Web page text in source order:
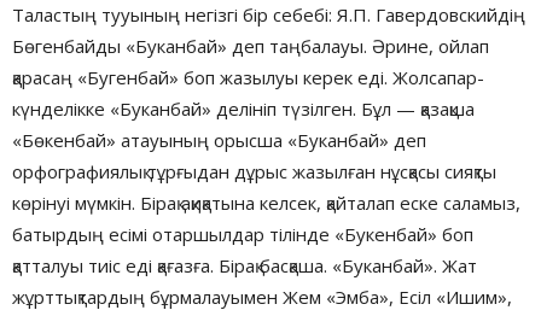
Таластың тууының негізгі бір себебі: Я.П. Гавердовскийдің
Бөгенбайды «Буканбай» деп таңбалауы. Әрине, ойлап
қарасаң «Бугенбай» боп жазылуы керек еді. Жолсапар-
күнделікке «Буканбай» делініп түзілген. Бұл — қазақша
«Бөкенбай» атауының орысша «Буканбай» деп
орфографиялық тұрғыдан дұрыс жазылған нұсқасы сияқты
көрінуі мүмкін. Бірақ ақиқатына келсек, қайталап еске саламыз,
батырдың есімі отаршылдар тілінде «Букенбай» боп
қатталуы тиіс еді қағазға. Бірақ басқаша. «Буканбай». Жат
жұрттықтардың бұрмалауымен Жем «Эмба», Есіл «Ишим»,